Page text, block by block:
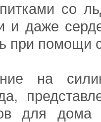
со
и даже
при
на
для дома